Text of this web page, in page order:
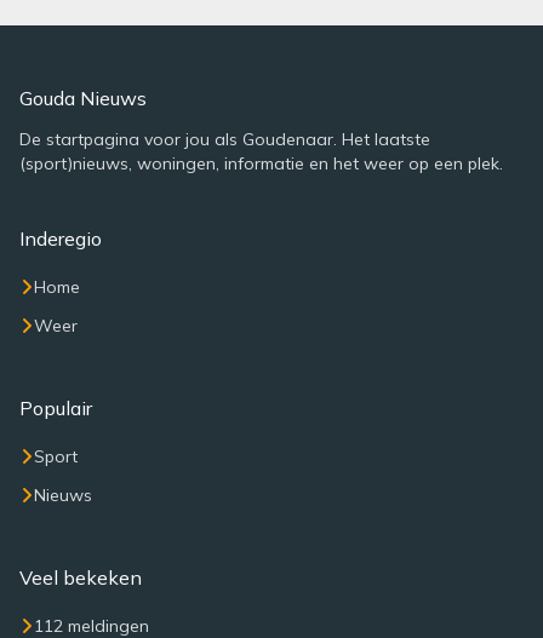
Gouda Nieuws
De startpagina voor jou als Goudenaar. Het laatste
(sport)nieuws, woningen, informatie en het weer op een plek.
Inderegio
Home
Weer
Populair
Sport
Nieuws
Veel bekeken
112 meldingen